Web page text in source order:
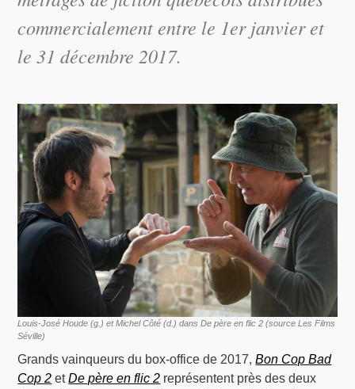
commercialement entre le 1er janvier et
le 31 décembre 2017.
Louis-José Houde (g.) et Michel Côté (d.) dans De père en flic 2 (source Les Films
Séville)
Grands vainqueurs du box-office de 2017,Bon Cop Bad
Cop 2 etDe père en flic 2 représentent près des deux